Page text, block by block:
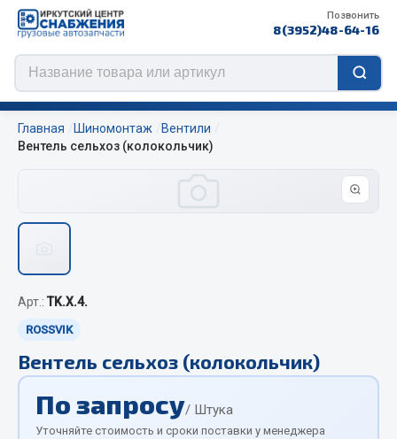
Позвонить
8(3952)48-64-16
QITONG
Отопители салона, подогреватели
Главная Шиномонтаж
Вентили
Вентель сельхоз (колокольчик)
Арт.: TK.X.4.
ROSSVIK
Вентель сельхоз (колокольчик)
По запросу/ Штука
Уточняйте стоимость и сроки поставки у менеджера